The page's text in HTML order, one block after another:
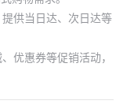
供当日达、次日达等
优惠券等促销活动，